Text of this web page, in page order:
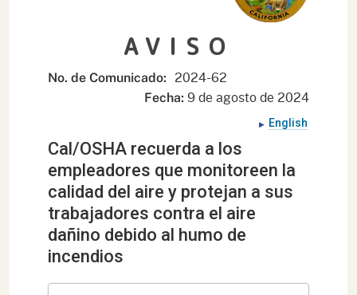
AVISO
No. de Comunicado: 2024-62
Fecha: 9 de agosto de 2024
English
Cal/OSHA recuerda a los
empleadores que monitoreen la
calidad del aire y protejan a sus
trabajadores contra el aire
dañino debido al humo de
incendios